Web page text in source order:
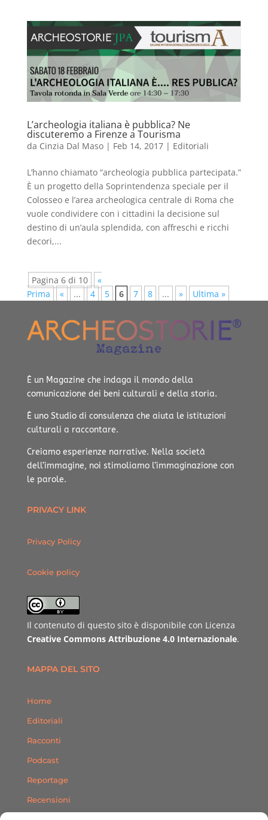
L’archeologia italiana è pubblica? Ne
discuteremo a Firenze a Tourisma
da Cinzia Dal Maso| Feb 14, 2017| Editoriali
L’hanno chiamato “archeologia pubblica partecipata.”
È un progetto della Soprintendenza speciale per il
Colosseo e l’area archeologica centrale di Roma che
vuole condividere con i cittadini la decisione sul
destino di un’aula splendida, con affreschi e ricchi
decori,...
Pagina 6 di 10
«
Prima
« ... 4 5 6 7 8 ... » Ultima »
È un Magazine che indaga il mondo della
comunicazione dei beni culturali e della storia.
È uno Studio di consulenza che aiuta le istituzioni
culturali a raccontare.
Creiamo esperienze narrative. Nella società
dell’immagine, noi stimoliamo l’immaginazione con
le parole.
PRIVACY LINK
Privacy Policy
Cookie policy
Il contenuto di questo sito è disponibile con Licenza
Creative Commons Attribuzione 4.0 Internazionale.
MAPPA DEL SITO
Home
Editoriali
Racconti
Podcast
Reportage
Recensioni